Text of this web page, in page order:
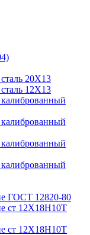
20Х13
12Х13
ГОСТ 12820-80
ст 12Х18Н10Т
ст 12Х18Н10Т